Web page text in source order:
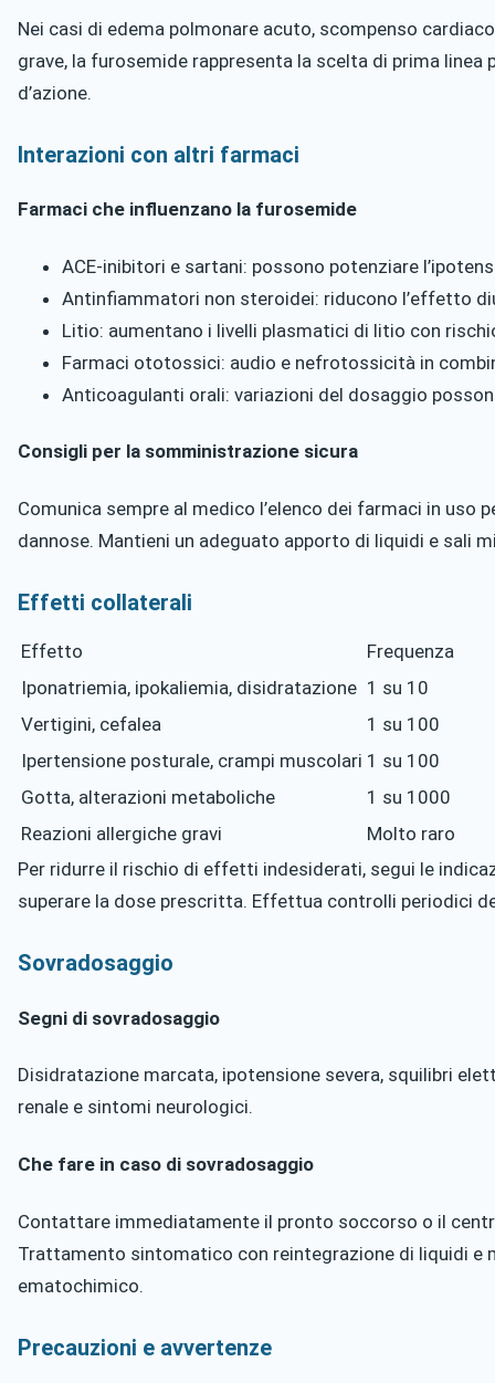
Nei casi di edema polmonare acuto, scompenso
grave, la furosemide rappresenta la scelta di prima linea
d’azione.
Interazioni con altri farmaci
Farmaci che influenzano la furosemide
ACE-inibitori e sartani: possono potenziare
Antinfiammatori non steroidei: riducono l’effetto
Litio: aumentano i livelli plasmatici di litio con
Farmaci ototossici: audio e nefrotossicità in
Anticoagulanti orali: variazioni del dosaggio
Consigli per la somministrazione sicura
Comunica sempre al medico l’elenco dei farmaci in uso
dannose. Mantieni un adeguato apporto di liquidi e sali
Effetti collaterali
Effetto
Frequenza
Iponatriemia, ipokaliemia, disidratazione 1 su 10
Vertigini, cefalea
1 su 100
Ipertensione posturale, crampi muscolari 1 su 100
Gotta, alterazioni metaboliche
1 su 1000
Reazioni allergiche gravi
Molto raro
Per ridurre il rischio di effetti indesiderati, segui le
superare la dose prescritta. Effettua controlli periodici
Sovradosaggio
Segni di sovradosaggio
Disidratazione marcata, ipotensione severa, squilibri
renale e sintomi neurologici.
Che fare in caso di sovradosaggio
Contattare immediatamente il pronto soccorso o il
Trattamento sintomatico con reintegrazione di liquidi e
ematochimico.
Precauzioni e avvertenze